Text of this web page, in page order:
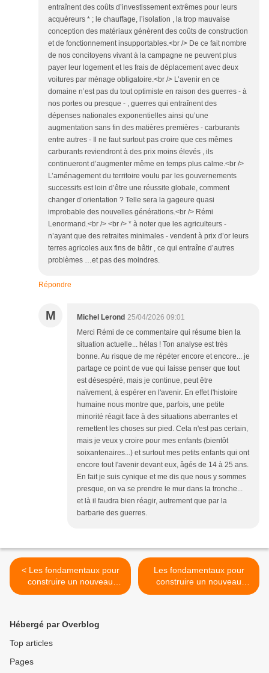
entraînent des coûts d’investissement extrêmes pour leurs
acquéreurs * ; le chauffage, l’isolation , la trop mauvaise
conception des matériaux génèrent des coûts de construction
et de fonctionnement insupportables.<br /> De ce fait nombre
de nos concitoyens vivant à la campagne ne peuvent plus
payer leur logement et les frais de déplacement avec deux
voitures par ménage obligatoire.<br /> L’avenir en ce
domaine n’est pas du tout optimiste en raison des guerres - à
nos portes ou presque - , guerres qui entraînent des
dépenses nationales exponentielles ainsi qu’une
augmentation sans fin des matières premières - carburants
entre autres - Il ne faut surtout pas croire que ces mêmes
carburants reviendront à des prix moins élevés , ils
continueront d’augmenter même en temps plus calme.<br />
L’aménagement du territoire voulu par les gouvernements
successifs est loin d’être une réussite globale, comment
changer d’orientation ? Telle sera la gageure quasi
improbable des nouvelles générations.<br /> Rémi
Lenormand.<br /> <br /> * à noter que les agriculteurs -
n’ayant que des retraites minimales - vendent à prix d’or leurs
terres agricoles aux fins de bâtir , ce qui entraîne d’autres
problèmes …et pas des moindres.
Répondre
M Michel Lerond 25/04/2026 09:01
Merci Rémi de ce commentaire qui résume bien la
situation actuelle... hélas ! Ton analyse est très
bonne. Au risque de me répéter encore et encore... je
partage ce point de vue qui laisse penser que tout
est désespéré, mais je continue, peut être
naïvement, à espérer en l'avenir. En effet l'histoire
humaine nous montre que, parfois, une petite
minorité réagit face à des situations aberrantes et
remettent les choses sur pied. Cela n'est pas certain,
mais je veux y croire pour mes enfants (bientôt
soixantenaires...) et surtout mes petits enfants qui ont
encore tout l'avenir devant eux, âgés de 14 à 25 ans.
En fait je suis cynique et me dis que nous y sommes
presque, on va se prendre le mur dans la tronche...
et là il faudra bien réagir, autrement que par la
barbarie des guerres.
< Les fondamentaux pour
construire un nouveau
monde. 16
Les fondamentaux pour
construire un nouveau
monde. 18 >
Hébergé par Overblog
Top articles
Pages